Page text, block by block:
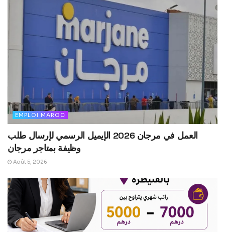
EMPLOI MAROC
العمل في مرجان 2026 الإيميل الرسمي لإرسال طلب
وظيفة بمتاجر مرجان
Août 5, 2026